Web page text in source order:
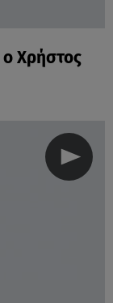
ο Χρήστος